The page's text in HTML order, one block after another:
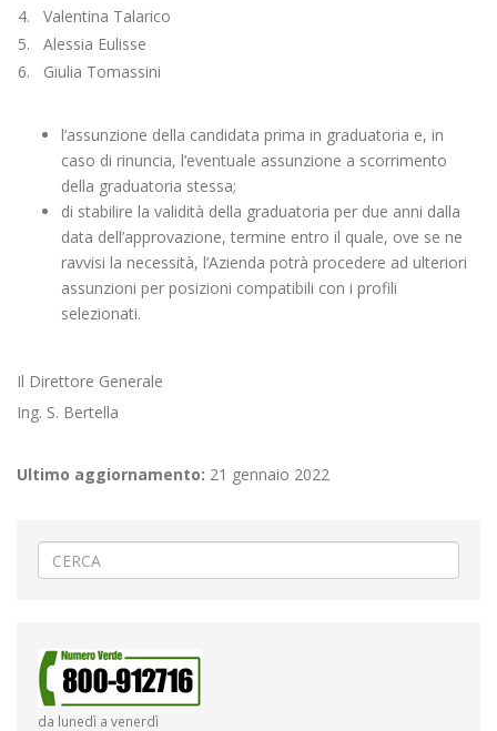
4. Valentina Talarico
5. Alessia Eulisse
6. Giulia Tomassini
l’assunzione della candidata prima in graduatoria e, in
caso di rinuncia, l’eventuale assunzione a scorrimento
della graduatoria stessa;
di stabilire la validità della graduatoria per due anni dalla
data dell’approvazione, termine entro il quale, ove se ne
ravvisi la necessità, l’Azienda potrà procedere ad ulteriori
assunzioni per posizioni compatibili con i profili
selezionati.
Il Direttore Generale
Ing. S. Bertella
Ultimo aggiornamento: 21 gennaio 2022
da lunedì a venerdì